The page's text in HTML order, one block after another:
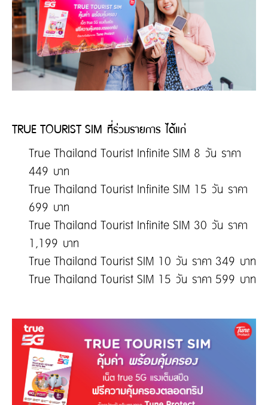
TRUE TOURIST SIM ที่ร่วมรายการ ได้แก่
True Thailand Tourist Infinite SIM 8 วัน ราคา
449 บาท
True Thailand Tourist Infinite SIM 15 วัน ราคา
699 บาท
True Thailand Tourist Infinite SIM 30 วัน ราคา
1,199 บาท
True Thailand Tourist SIM 10 วัน ราคา 349 บาท
True Thailand Tourist SIM 15 วัน ราคา 599 บาท